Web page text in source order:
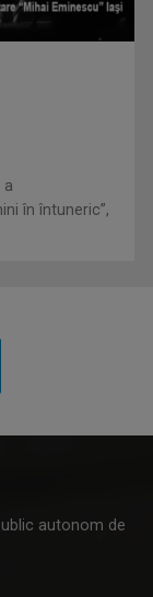
a
în întuneric”,
autonom de